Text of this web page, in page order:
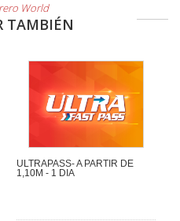
World
TAMBIÉN
ULTRAPASS- A PARTIR DE
1,10M - 1 DIA